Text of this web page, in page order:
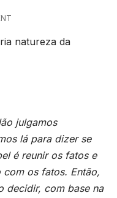
natureza da
julgamos
lá para dizer se
é reunir os fatos e
os fatos. Então,
decidir, com base na